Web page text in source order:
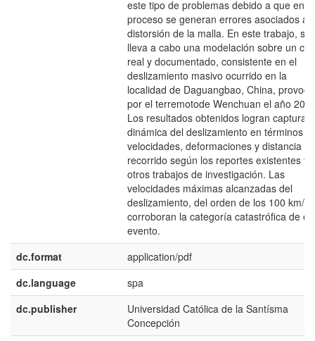
este tipo de problemas debido a que en el
proceso se generan errores asociados a
distorsión de la malla. En este trabajo, se
lleva a cabo una modelación sobre un
real y documentado, consistente en el
deslizamiento masivo ocurrido en la
localidad de Daguangbao, China,
por el terremotode Wenchuan el año
Los resultados obtenidos logran capturar
dinámica del deslizamiento en términos
velocidades, deformaciones y distancia de
recorrido según los reportes existentes y
otros trabajos de investigación. Las
velocidades máximas alcanzadas del
deslizamiento, del orden de los 100 km/h,
corroboran la categoría catastrófica de
evento.
dc.format
application/pdf
dc.language
spa
dc.publisher
Universidad Católica de la Santísma
Concepción